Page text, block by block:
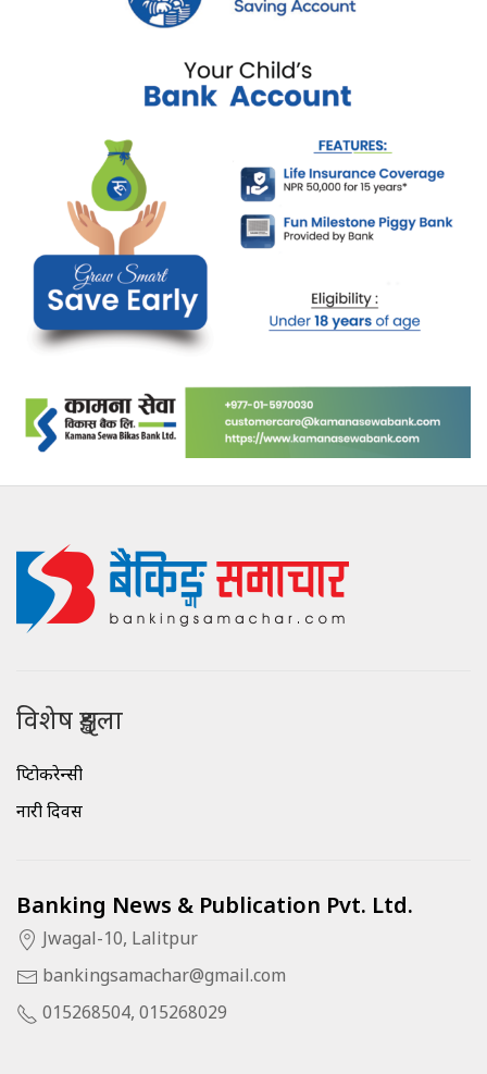
विशेष शृङ्खला
क्रिप्टोकरेन्सी
नारी दिवस
Banking News & Publication Pvt. Ltd.
Jwagal-10, Lalitpur
bankingsamachar@gmail.com
015268504, 015268029